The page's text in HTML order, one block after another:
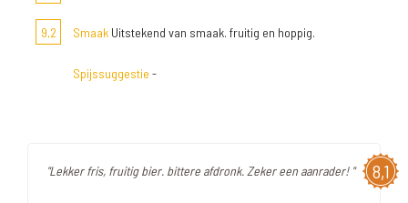
9,2 Smaak Uitstekend van smaak. fruitig en hoppig.
Spijssuggestie -
8,1
"Lekker fris, fruitig bier. bittere afdronk. Zeker een aanrader! "